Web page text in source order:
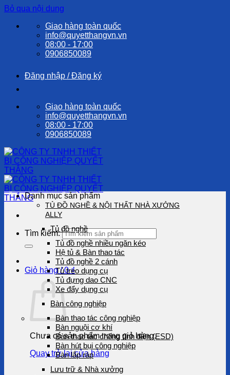
Bỏ qua nội dung
Giao hàng toàn quốc
info@quyetthangvn.vn
08:00 - 17:00
0906850089
Đăng nhập / Đăng ký
Giao hàng toàn quốc
info@quyetthangvn.vn
08:00 - 17:00
0906850089
Tìm kiếm:
Giỏ hàng /0₫
Chưa có sản phẩm trong giỏ hàng.
Quay trở lại cửa hàng
Danh mục sản phẩm
TỦ ĐỒ NGHỀ & NỘI THẤT NHÀ XƯỞNG
ALLY
Tủ đồ nghề
Tủ đồ nghề nhiều ngăn kéo
Hệ tủ & Bàn thao tác
Tủ đồ nghề 2 cánh
Tủ treo dụng cụ
Tủ đựng dao CNC
Xe đẩy dụng cụ
Bàn công nghiệp
Bàn thao tác công nghiệp
Bàn nguội cơ khí
Bàn thao tác chống tĩnh điện (ESD)
Bàn hút bụi công nghiệp
Bàn lắp ráp
Lưu trữ & Nhà xưởng